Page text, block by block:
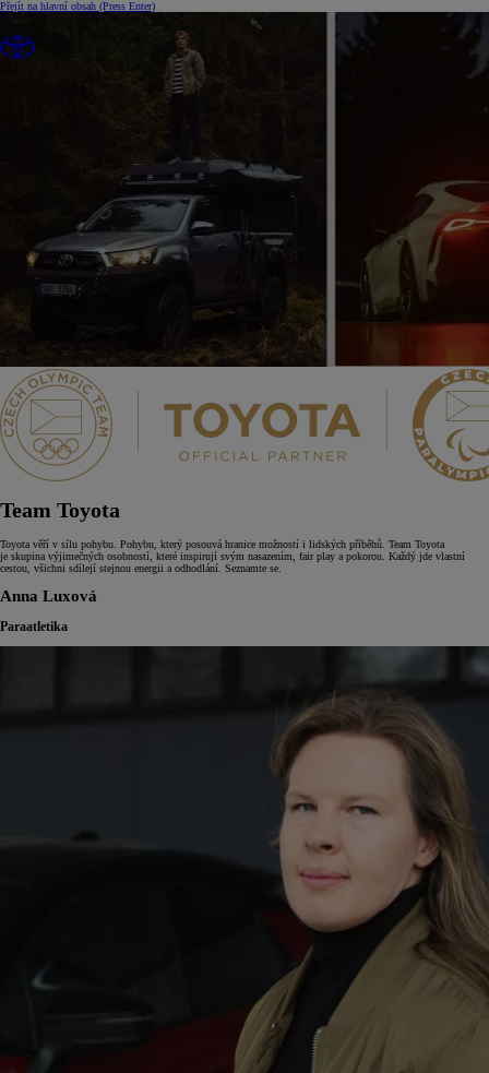
Přejít na hlavní obsah (Press Enter)
Team Toyota
Toyota věří v sílu pohybu. Pohybu, který posouvá hranice možností i lidských příběhů. Team Toyota
je skupina výjimečných osobností, které inspirují svým nasazením, fair play a pokorou. Každý jde vlastní
cestou, všichni sdílejí stejnou energii a odhodlání. Seznamte se.
Anna Luxová
Paraatletika